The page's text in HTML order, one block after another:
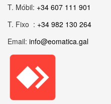
T. Móbil: +34 607 111 901
T. Fixo : +34 982 130 264
Email: info@eomatica.gal